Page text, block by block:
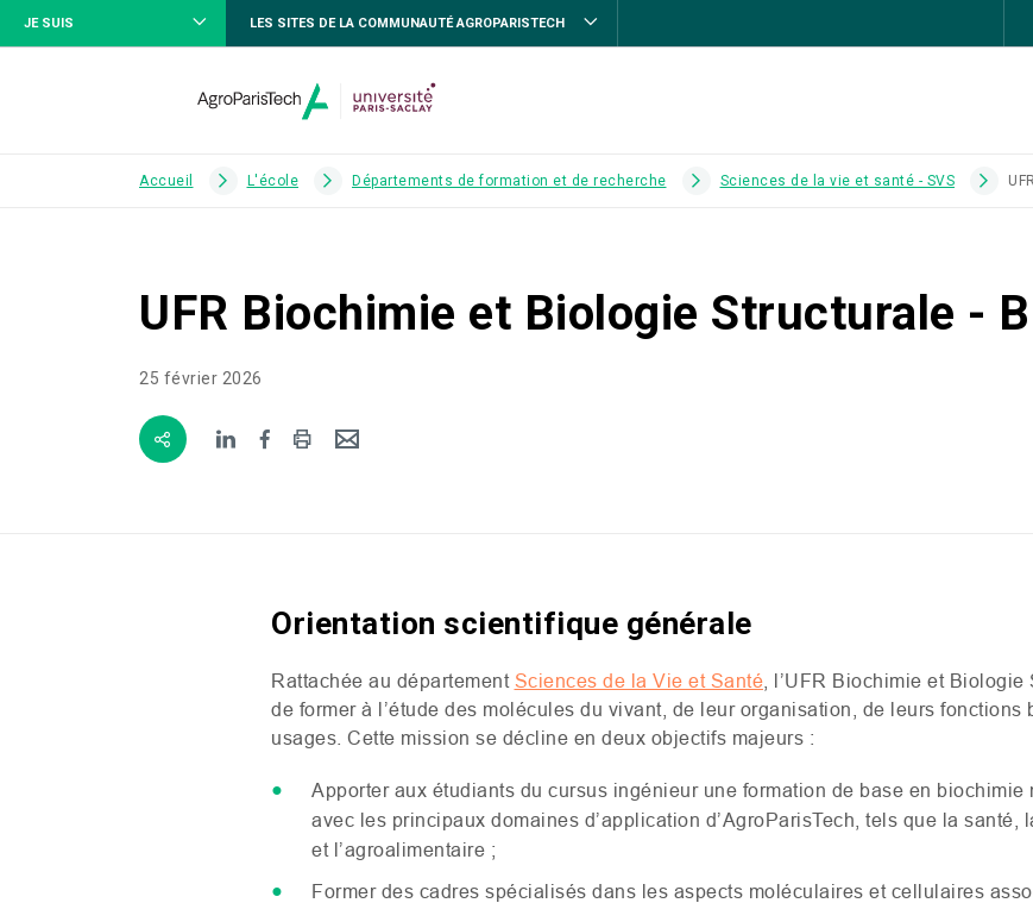
JE SUIS LES SITES DE LA COMMUNAUTÉ AGROPARISTECH
Accueil L'école Départements de formation et de recherche Sciences de la vie et santé - SVS
UFR Biochimie et Biologie Structurale -
25 février 2026
Orientation scientifique générale
Rattachée au département Sciences de la Vie et Santé , l’UFR Biochimie et Biologie
de former à l’étude des molécules du vivant, de leur organisation, de leurs fonctions
usages. Cette mission se décline en deux objectifs majeurs :
Apporter aux étudiants du cursus ingénieur une formation de base en
avec les principaux domaines d’application d’AgroParisTech, tels que la santé,
et l’agroalimentaire ;
Former des cadres spécialisés dans les aspects moléculaires et cellulaires